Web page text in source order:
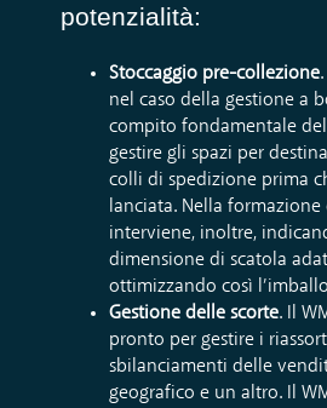
potenzialità:
Stoccaggio pre-collezione.
nel caso della gestione a
compito fondamentale
gestire gli spazi per
colli di spedizione prima
lanciata. Nella
interviene, inoltre,
dimensione di scatola
ottimizzando così
Gestione delle scorte. Il
pronto per gestire i
sbilanciamenti delle
geografico e un altro. Il